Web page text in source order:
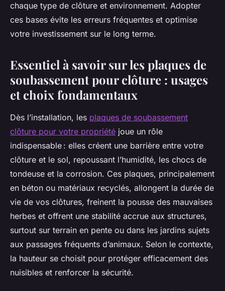
chaque type de clôture et environnement. Adopter
ces bases évite les erreurs fréquentes et optimise
votre investissement sur le long terme.
Essentiel à savoir sur les plaques de
soubassement pour clôture : usages
et choix fondamentaux
Dès l’installation, les plaques de soubassement
clôture pour votre propriété joue un rôle
indispensable : elles créent une barrière entre votre
clôture et le sol, repoussant l’humidité, les chocs de
tondeuse et la corrosion. Ces plaques, principalement
en béton ou matériaux recyclés, allongent la durée de
vie de vos clôtures, freinent la pousse des mauvaises
herbes et offrent une stabilité accrue aux structures,
surtout sur terrain en pente ou dans les jardins sujets
aux passages fréquents d’animaux. Selon le contexte,
la hauteur se choisit pour protéger efficacement des
nuisibles et renforcer la sécurité.